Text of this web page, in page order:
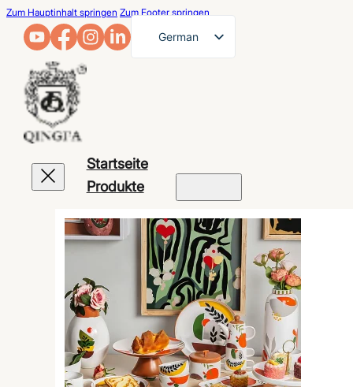
Zum Hauptinhalt springen Zum Footer springen
German
Japanese
Startseite
Produkte